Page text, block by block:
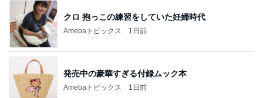
クロ 抱っこの練習をしていた妊婦時代
Amebaトピックス 1日前
発売中の豪華すぎる付録ムック本
Amebaトピックス 1日前